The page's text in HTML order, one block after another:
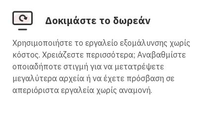
Δοκιμάστε το δωρεάν
Χρησιμοποιήστε το εργαλείο εξομάλυνσης χωρίς
κόστος. Χρειάζεστε περισσότερα; Αναβαθμίστε
οποιαδήποτε στιγμή για να μετατρέψετε
μεγαλύτερα αρχεία ή να έχετε πρόσβαση σε
απεριόριστα εργαλεία χωρίς αναμονή.